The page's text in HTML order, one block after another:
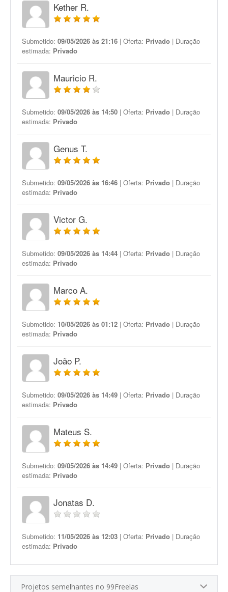
Kether R.
Submetido: 09/05/2026 às 21:16 | Oferta: Privado | Duração
estimada: Privado
Mauricio R.
Submetido: 09/05/2026 às 14:50 | Oferta: Privado | Duração
estimada: Privado
Genus T.
Submetido: 09/05/2026 às 16:46 | Oferta: Privado | Duração
estimada: Privado
Victor G.
Submetido: 09/05/2026 às 14:44 | Oferta: Privado | Duração
estimada: Privado
Marco A.
Submetido: 10/05/2026 às 01:12 | Oferta: Privado | Duração
estimada: Privado
João P.
Submetido: 09/05/2026 às 14:49 | Oferta: Privado | Duração
estimada: Privado
Mateus S.
Submetido: 09/05/2026 às 14:49 | Oferta: Privado | Duração
estimada: Privado
Jonatas D.
Submetido: 11/05/2026 às 12:03 | Oferta: Privado | Duração
estimada: Privado
Projetos semelhantes no 99Freelas